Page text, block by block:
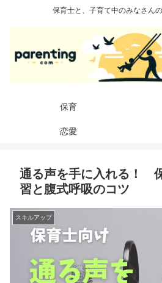
保育士と、子育て中のみなさん
保育
恋愛
通る声を手に入れる！
習と腹式呼吸のコツ
スキルアップ